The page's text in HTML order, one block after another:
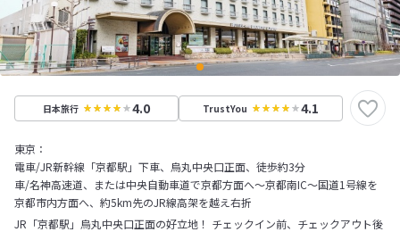
日本旅行 4.0 TrustYou 4.1
東京：
電車/JR新幹線「京都駅」下車、烏丸中央口正面、徒歩約3分
車/名神高速道、または中央自動車道で京都方面へ～京都南IC～国道1号線を
京都市内方面へ、約5km先のJR線高架を越え右折
JR「京都駅」烏丸中央口正面の好立地！ チェックイン前、チェックアウト後